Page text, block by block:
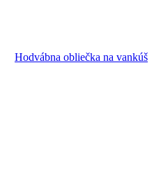
Hodvábna obliečka na vankúš